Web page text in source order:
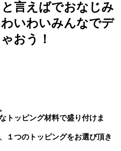
言えばでおなじみ
いわいみんなでデ
おう！
トッピング材料で盛り付けま
１つのトッピングをお選び頂き